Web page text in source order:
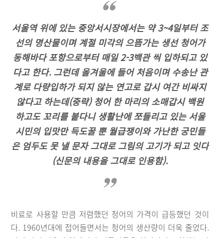
서울역 위에 있는 중앙서시장에서는 약 3~4일부터 조
선의 명산물이며 계절 미각의 으뜸가는 생선 청어가
동해바다 포항으로부터 매일 2-3백관 씩 입하되고 있
다고 한다. 그런데 올겨울에 들어 처음이며 수송난 관
계로 다량입하가 되지 않는 연고로 갑시 여간 비싸지
않다고 하는데(중략) 청어 한 마리의 소매갑시 백원
하고도 꼬리를 붙다니 생활난에 쪼들리고 있는 서울
시민의 입맛만 득도꿀 뿐 월급쟁이와 가난한 궁민들
은 엄두도 못 낼 문자 그대로 그림의 고기가 되고 잇다
(신문의 내용을 그대로 인용함).
비료로 사용할 만큼 저렴했던 청어의 가격이 급등했던 것이
다. 1960년대에 접어들면서는 청어의 생산량이 더욱 줄었다.